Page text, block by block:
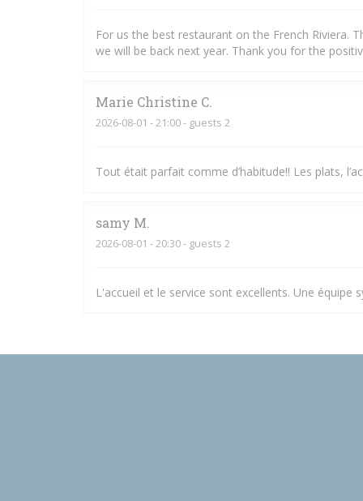
For us the best restaurant on the French Riviera.
we will be back next year. Thank you for the
Marie Christine C
2026-08-01 - 21:00 - guests 2
Tout était parfait comme d’habitude!! Les plats,
samy M
2026-08-01 - 20:30 - guests 2
L'accueil et le service sont excellents. Une